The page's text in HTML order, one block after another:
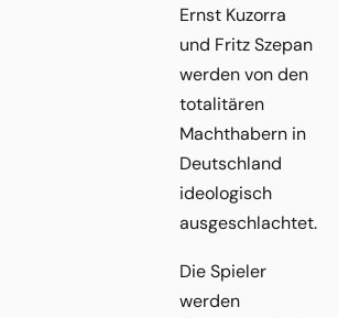
Ernst Kuzorra
und Fritz Szepan
werden von den
totalitären
Machthabern in
Deutschland
ideologisch
ausgeschlachtet.
Die Spieler
werden